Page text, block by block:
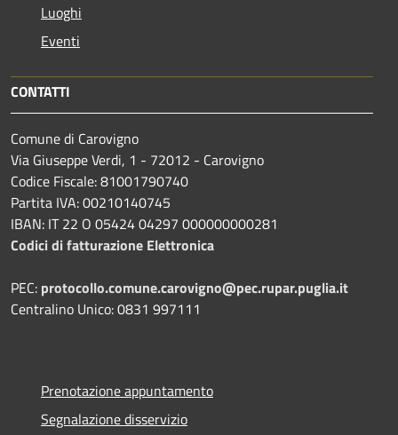
Luoghi
Eventi
CONTATTI
Comune di Carovigno
Via Giuseppe Verdi, 1 - 72012 - Carovigno
Codice Fiscale: 81001790740
Partita IVA: 00210140745
IBAN: IT 22 O 05424 04297 000000000281
Codici di fatturazione Elettronica
PEC: protocollo.comune.carovigno@pec.rupar.puglia.it
Centralino Unico: 0831 997111
Prenotazione appuntamento
Segnalazione disservizio